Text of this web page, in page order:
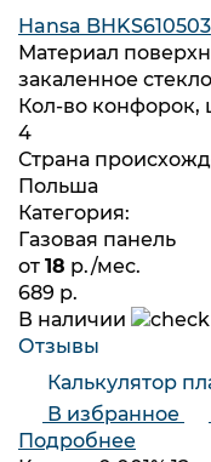
Hansa BHKS610503
Материал
закаленное стекло
Кол-во конфорок,
4
Страна
Польша
Категория:
Газовая панель
от 18 р./мес.
689 р.
В наличии
Отзывы
Калькулятор
В избранное
Подробнее